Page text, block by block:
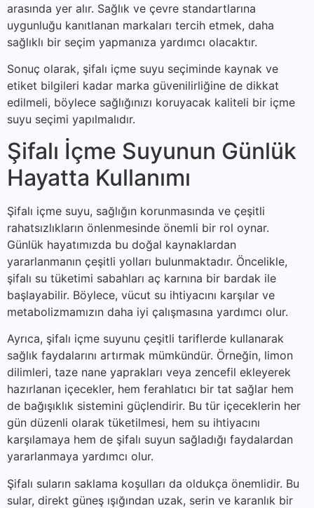
arasında yer alır. Sağlık ve çevre standartlarına
uygunluğu kanıtlanan markaları tercih etmek, daha
sağlıklı bir seçim yapmanıza yardımcı olacaktır.
Sonuç olarak, şifalı içme suyu seçiminde kaynak ve
etiket bilgileri kadar marka güvenilirliğine de dikkat
edilmeli, böylece sağlığınızı koruyacak kaliteli bir içme
suyu seçimi yapılmalıdır.
Şifalı İçme Suyunun Günlük
Hayatta Kullanımı
Şifalı içme suyu, sağlığın korunmasında ve çeşitli
rahatsızlıkların önlenmesinde önemli bir rol oynar.
Günlük hayatımızda bu doğal kaynaklardan
yararlanmanın çeşitli yolları bulunmaktadır. Öncelikle,
şifalı su tüketimi sabahları aç karnına bir bardak ile
başlayabilir. Böylece, vücut su ihtiyacını karşılar ve
metabolizmamızın daha iyi çalışmasına yardımcı olur.
Ayrıca, şifalı içme suyunu çeşitli tariflerde kullanarak
sağlık faydalarını artırmak mümkündür. Örneğin, limon
dilimleri, taze nane yaprakları veya zencefil ekleyerek
hazırlanan içecekler, hem ferahlatıcı bir tat sağlar hem
de bağışıklık sistemini güçlendirir. Bu tür içeceklerin her
gün düzenli olarak tüketilmesi, hem su ihtiyacını
karşılamaya hem de şifalı suyun sağladığı faydalardan
yararlanmaya yardımcı olur.
Şifalı suların saklama koşulları da oldukça önemlidir. Bu
sular, direkt güneş ışığından uzak, serin ve karanlık bir